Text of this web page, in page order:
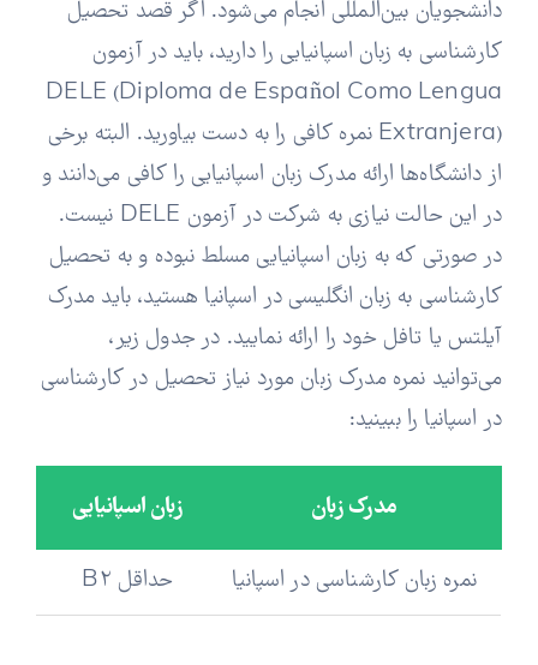
دانشجویان بین‌المللی انجام می‌شود. اگر قصد تحصیل
کارشناسی به زبان اسپانیایی را دارید، باید در آزمون
DELE (Diploma de Español Como Lengua
Extranjera) نمره کافی را به دست بیاورید. البته برخی
از دانشگاه‌ها ارائه مدرک زبان اسپانیایی را کافی می‌دانند و
در این حالت نیازی به شرکت در آزمون DELE نیست.
در صورتی که به زبان اسپانیایی مسلط نبوده و به تحصیل
کارشناسی به زبان انگلیسی در اسپانیا هستید، باید مدرک
آیلتس یا تافل خود را ارائه نمایید. در جدول زیر،
می‌توانید نمره مدرک زبان مورد نیاز تحصیل در کارشناسی
در اسپانیا را ببینید:
مدرک زبان زبان اسپانیایی
نمره زبان کارشناسی در اسپانیا حداقل B2